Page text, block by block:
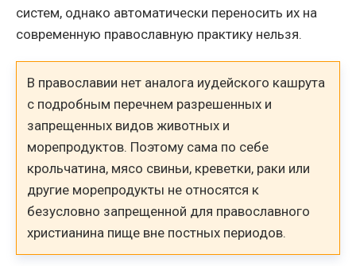
систем, однако автоматически переносить их на
современную православную практику нельзя.
В православии нет аналога иудейского кашрута
с подробным перечнем разрешенных и
запрещенных видов животных и
морепродуктов. Поэтому сама по себе
крольчатина, мясо свиньи, креветки, раки или
другие морепродукты не относятся к
безусловно запрещенной для православного
христианина пище вне постных периодов.